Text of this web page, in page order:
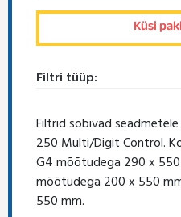
Filtri tüüp:
Filtrid sobivad
250 Multi/Digit Control.
G4 mõõtudega 290 x
mõõtudega 200 x 550
550 mm.